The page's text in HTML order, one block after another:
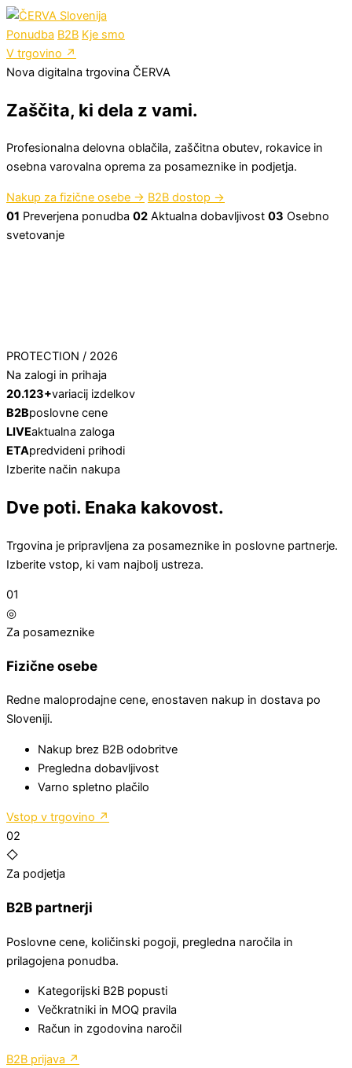
Ponudba B2B Kje smo
V trgovino ↗
Nova digitalna trgovina ČERVA
Zaščita, ki dela z vami.
Profesionalna delovna oblačila, zaščitna obutev, rokavice in
osebna varovalna oprema za posameznike in podjetja.
Nakup za fizične osebe → B2B dostop →
01 Preverjena ponudba 02 Aktualna dobavljivost 03 Osebno
svetovanje
PROTECTION / 2026
Na zalogi in prihaja
20.123+variacij izdelkov
B2Bposlovne cene
LIVEaktualna zaloga
ETApredvideni prihodi
Izberite način nakupa
Dve poti. Enaka kakovost.
Trgovina je pripravljena za posameznike in poslovne partnerje.
Izberite vstop, ki vam najbolj ustreza.
01
◎
Za posameznike
Fizične osebe
Redne maloprodajne cene, enostaven nakup in dostava po
Sloveniji.
Nakup brez B2B odobritve
Pregledna dobavljivost
Varno spletno plačilo
Vstop v trgovino ↗
02
◇
Za podjetja
B2B partnerji
Poslovne cene, količinski pogoji, pregledna naročila in
prilagojena ponudba.
Kategorijski B2B popusti
Večkratniki in MOQ pravila
Račun in zgodovina naročil
B2B prijava ↗